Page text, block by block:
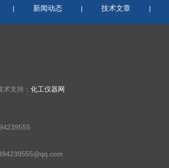
| 新闻动态 | 技术文章 |
支持： 化工仪器网